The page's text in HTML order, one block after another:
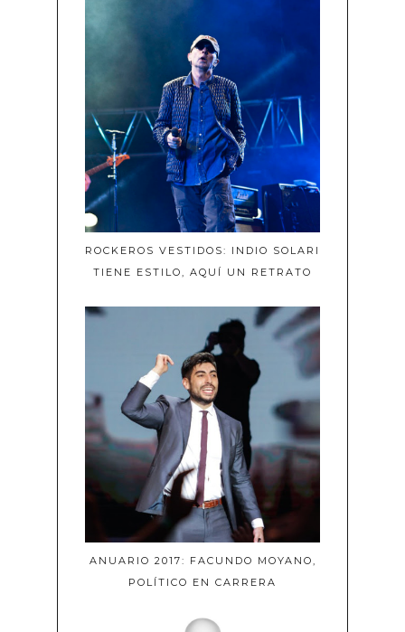
ROCKEROS VESTIDOS: INDIO SOLARI
TIENE ESTILO, AQUÍ UN RETRATO
ANUARIO 2017: FACUNDO MOYANO,
POLÍTICO EN CARRERA